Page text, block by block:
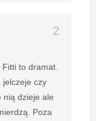
to dramat.
jelczeje czy
nią dzieje ale
Poza